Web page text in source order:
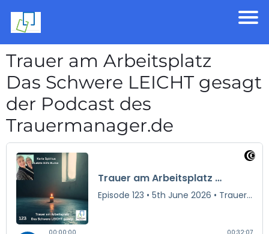
Trauer am Arbeitsplatz
Das Schwere LEICHT gesagt
der Podcast des
Trauermanager.de